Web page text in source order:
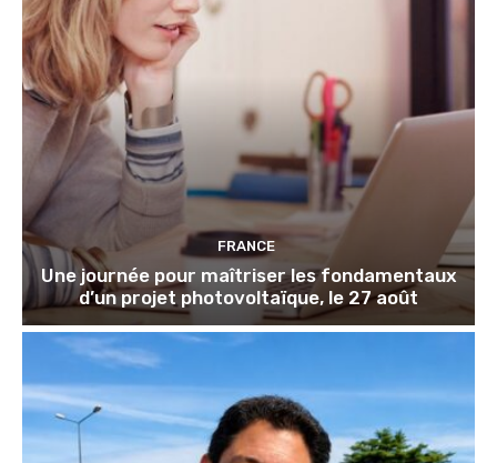
FRANCE
Une journée pour maîtriser les fondamentaux
d’un projet photovoltaïque, le 27 août